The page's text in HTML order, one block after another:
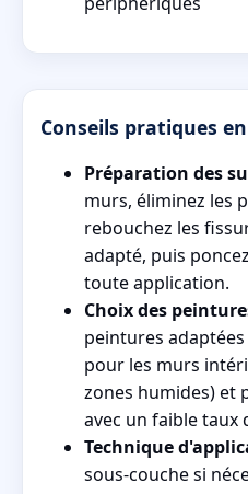
Conseils pratiques
Préparation des
murs, éliminez les
rebouchez les
adapté, puis
toute application.
Choix des
peintures
pour les murs
zones humides) et
avec un faible taux
Technique
sous-couche si